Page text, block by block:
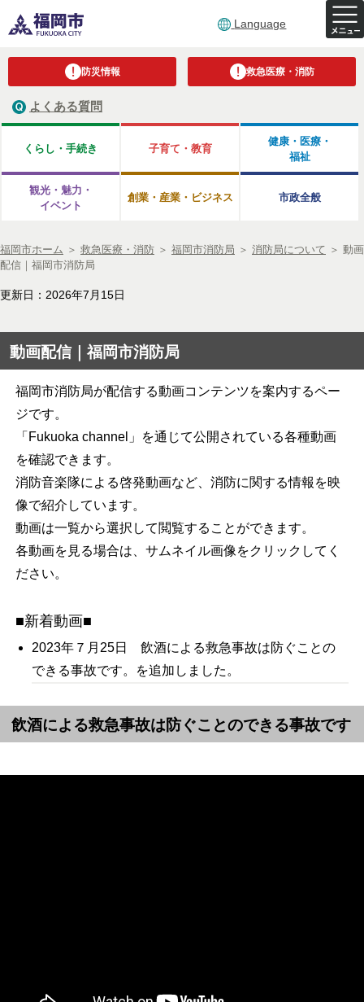
Language
防災情報 救急医療・消防
よくある質問
くらし・手続き 子育て・教育
健康・医療・
福祉
観光・魅力・
イベント
創業・産業・ビジネス 市政全般
福岡市ホーム ＞ 救急医療・消防 ＞ 福岡市消防局 ＞ 消防局について ＞ 動画
配信｜福岡市消防局
更新日：2026年7月15日
動画配信｜福岡市消防局
福岡市消防局が配信する動画コンテンツを案内するペー
ジです。
「Fukuoka channel」を通じて公開されている各種動画
を確認できます。
消防音楽隊による啓発動画など、消防に関する情報を映
像で紹介しています。
動画は一覧から選択して閲覧することができます。
各動画を見る場合は、サムネイル画像をクリックしてく
ださい。
■新着動画■
2023年７月25日 飲酒による救急事故は防ぐことの
できる事故です。
を追加しました。
飲酒による救急事故は防ぐことのできる事故です